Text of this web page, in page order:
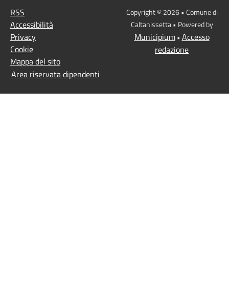
RSS
Accessibilità
Privacy
Cookie
Mappa del sito
Area riservata dipendenti
Copyright © 2026 • Comune di
Caltanissetta • Powered by
Municipium• Accesso
redazione